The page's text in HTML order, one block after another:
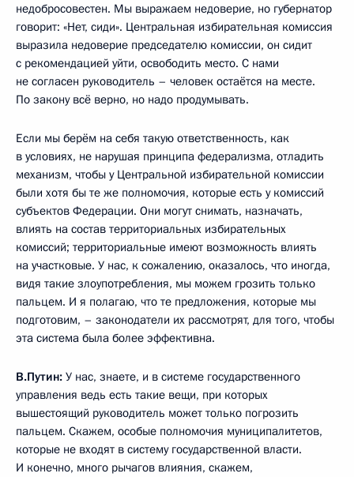
недобросовестен. Мы выражаем недоверие, но губернатор
говорит: «Нет, сиди». Центральная избирательная комиссия
выразила недоверие председателю комиссии, он сидит
с рекомендацией уйти, освободить место. С нами
не согласен руководитель – человек остаётся на месте.
По закону всё верно, но надо продумывать.
Если мы берём на себя такую ответственность, как
в условиях, не нарушая принципа федерализма, отладить
механизм, чтобы у Центральной избирательной комиссии
были хотя бы те же полномочия, которые есть у комиссий
субъектов Федерации. Они могут снимать, назначать,
влиять на состав территориальных избирательных
комиссий; территориальные имеют возможность влиять
на участковые. У нас, к сожалению, оказалось, что иногда,
видя такие злоупотребления, мы можем грозить только
пальцем. И я полагаю, что те предложения, которые мы
подготовим, – законодатели их рассмотрят, для того, чтобы
эта система была более эффективна.
В.Путин: У нас, знаете, и в системе государственного
управления ведь есть такие вещи, при которых
вышестоящий руководитель может только погрозить
пальцем. Скажем, особые полномочия муниципалитетов,
которые не входят в систему государственной власти.
И конечно, много рычагов влияния, скажем,